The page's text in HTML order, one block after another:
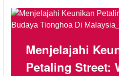
Menjelajahi
Petaling Street: